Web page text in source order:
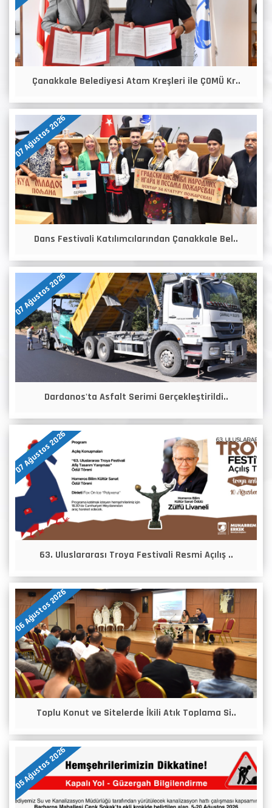
Çanakkale Belediyesi Atam Kreşleri ile ÇOMÜ Kr..
07 Ağustos 2026
Dans Festivali Katılımcılarından Çanakkale Bel..
07 Ağustos 2026
Dardanos'ta Asfalt Serimi Gerçekleştirildi..
07 Ağustos 2026
63. Uluslararası Troya Festivali Resmi Açılış ..
06 Ağustos 2026
Toplu Konut ve Sitelerde İkili Atık Toplama Si..
05 Ağustos 2026